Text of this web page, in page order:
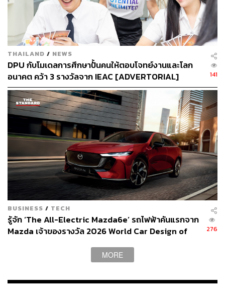
ด้วยความมุ่งมั่นในการพัฒนาโครงสร้างพื้นฐานด้านดิจิทัล
ของทาง AIS อยู่ตลอดเวลา ไม่ว่าจะ 5G Ecosystem การนำ
5G ไปใช้ในภาคอุตสาหกรรมต่างๆ ดังเคสความสำเร็จของ
การตั้งโรงงานเครื่องปรับอากาศ บริษัทสัญชาติจีน Midea
Group ในประเทศไทย โดยเป็นต้นแบบ 5G Smart Factory ซึ่ง
เป็นโรงงานอัจฉริยะแบบเต็มกำลังจากการเข้าไปช่วยเหลือ
ด้าน Infrastructure จาก AIS
เรามีขุมพลังโครงสร้างพื้นฐานอย่าง Intelligent Network and
จนระดับไฮเปอร์สเกล ยืนยันด้วยรางวัล Microsoft Thailand
THAILAND / NEWS
DPU กับโมเดลการศึกษาปั้นคนให้ตอบโจทย์งานและโลก
อนาคต คว้า 3 รางวัลจาก IEAC [ADVERTORIAL]
141
BUSINESS / TECH
รู้จัก ‘The All-Electric Mazda6e’ รถไฟฟ้าคันแรกจาก
Mazda เจ้าของรางวัล 2026 World Car Design of
276
MORE